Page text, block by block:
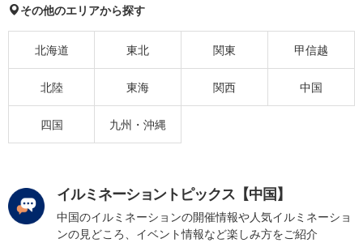
その他のエリアから探す
北海道 東北 関東 甲信越
北陸 東海 関西 中国
四国 九州・沖縄
イルミネーショントピックス【中国】
中国のイルミネーションの開催情報や人気イルミネーショ
ンの見どころ、イベント情報など楽しみ方をご紹介